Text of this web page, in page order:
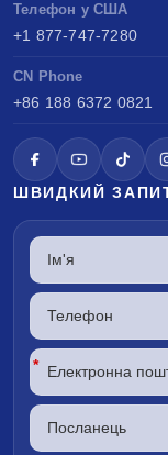
Телефон у США
+1 877-747-7280
CN Phone
+86 188 6372 0821
ШВИДКИЙ
*